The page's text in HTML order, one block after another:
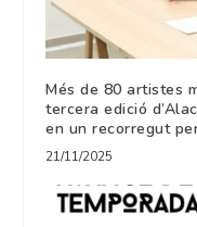
Més de 80 artistes
tercera edició
en un recorregut
21/11/2025